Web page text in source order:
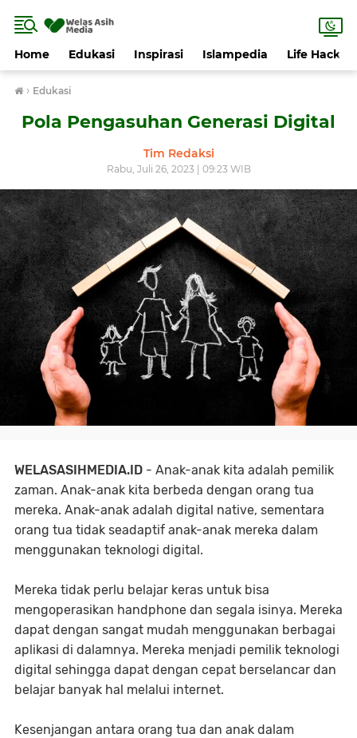
Home Edukasi Inspirasi Islampedia Life Hack
› Edukasi
Pola Pengasuhan Generasi Digital
Tim Redaksi
Rabu, Juli 26, 2023 | 09:23 WIB
WELASASIHMEDIA.ID - Anak-anak kita adalah pemilik
zaman. Anak-anak kita berbeda dengan orang tua
mereka. Anak-anak adalah digital native, sementara
orang tua tidak seadaptif anak-anak mereka dalam
menggunakan teknologi digital.
Mereka tidak perlu belajar keras untuk bisa
mengoperasikan handphone dan segala isinya. Mereka
dapat dengan sangat mudah menggunakan berbagai
aplikasi di dalamnya. Mereka menjadi pemilik teknologi
digital sehingga dapat dengan cepat berselancar dan
belajar banyak hal melalui internet.
Kesenjangan antara orang tua dan anak dalam